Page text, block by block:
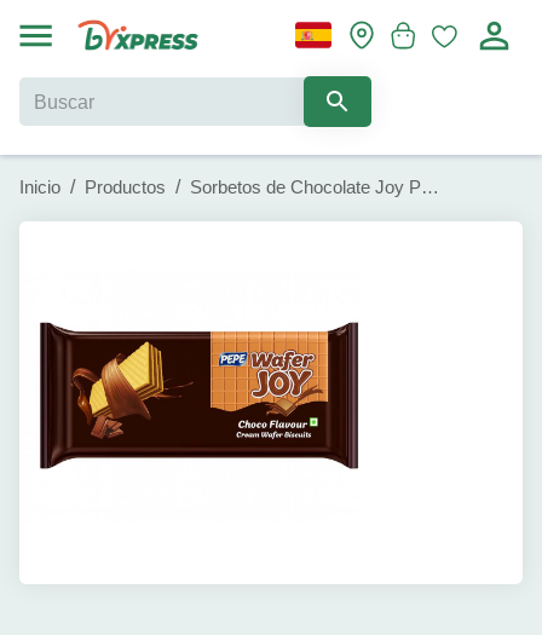
Inicio / Productos / Sorbetos de Chocolate Joy Pepe (60 g)